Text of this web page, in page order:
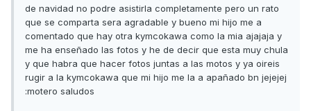
de navidad no podre asistirla completamente pero un rato
que se comparta sera agradable y bueno mi hijo me a
comentado que hay otra kymcokawa como la mia ajajaja y
me ha enseñado las fotos y he de decir que esta muy chula
y que habra que hacer fotos juntas a las motos y ya oireis
rugir a la kymcokawa que mi hijo me la a apañado bn jejejej
:motero saludos